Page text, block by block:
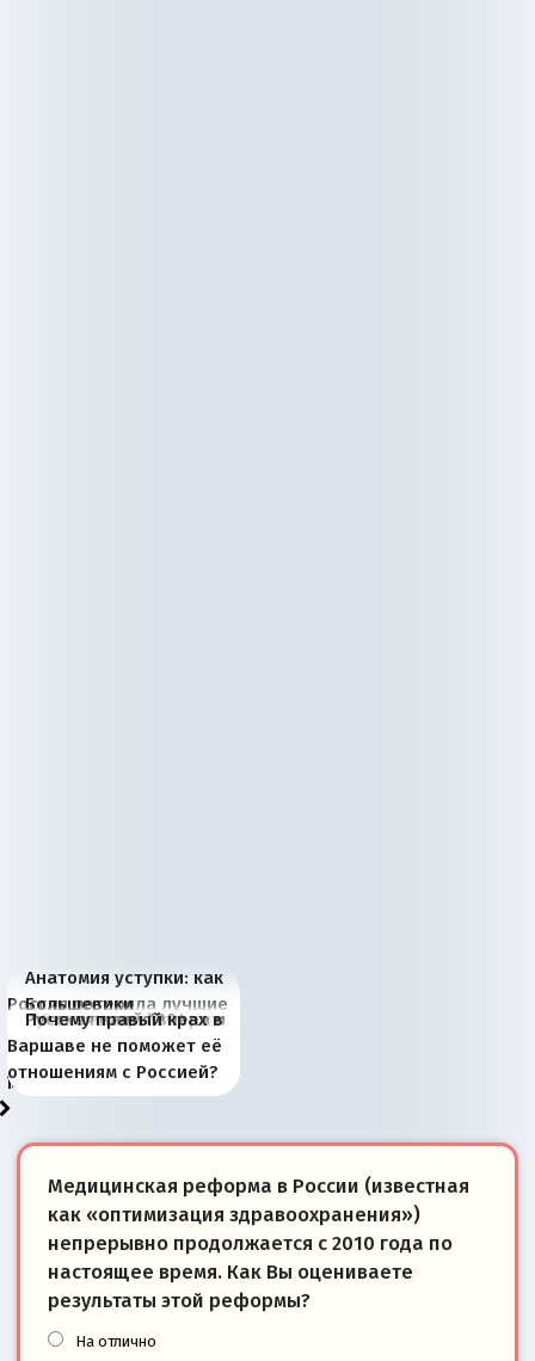
Анатомия уступки: как
Россия потеряла лучшие
рыбопромысловые
районы Баренцева
моря
Большевики
отличаются от «Яблока»
тем, что они -
победители
Киевская марионетка
Запада рассказала о
«переобувании» хозяев
В России назрели
перемены: 15 шагов к
суверенной экономике
Миграционный пожар
Европы
Россия начинает
сбрасывать балласт
Анкориджа
Россия зимой 1904
года: первые уступки во
внутренней политике
Русская нация вчера и
сегодня
Почему правый крах в
Варшаве не поможет её
отношениям с Россией?
Медицинская реформа в России (известная
как «оптимизация здравоохранения»)
непрерывно продолжается с 2010 года по
настоящее время. Как Вы оцениваете
результаты этой реформы?
На отлично